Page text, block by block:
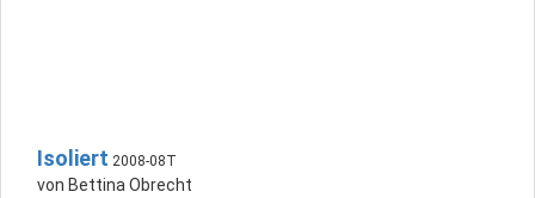
Isoliert 2008-08T
von Bettina Obrecht